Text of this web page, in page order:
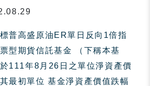
普高盛原油ER單日反向1倍指
型期貨信託基金 （下稱本基
111年8月26日之單位淨資產價
最初單位 基金淨資產價值跌幅